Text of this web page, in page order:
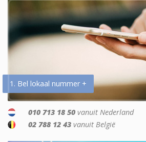
1. Bel lokaal nummer +
010 713 18 50 vanuit Nederland
02 788 12 43 vanuit België